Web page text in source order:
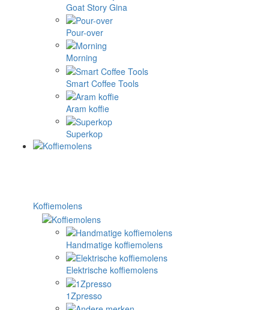
Goat Story Gina
Pour-over
Morning
Smart Coffee Tools
Aram koffie
Superkop
Koffiemolens
Handmatige koffiemolens
Elektrische koffiemolens
1Zpresso